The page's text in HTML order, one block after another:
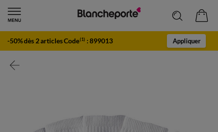
-50% dès 2 articles Code(1) :899013 Appliquer